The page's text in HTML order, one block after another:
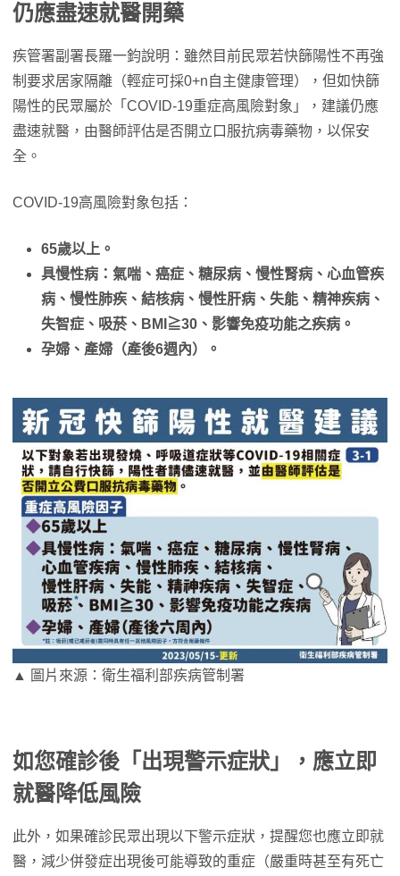
仍應盡速就醫開藥
疾管署副署長羅一鈞說明：雖然目前民眾若快篩陽性不再強
制要求居家隔離（輕症可採0+n自主健康管理），但如快篩
陽性的民眾屬於「COVID-19重症高風險對象」，建議仍應
盡速就醫，由醫師評估是否開立口服抗病毒藥物，以保安
全。
COVID-19高風險對象包括：
65歲以上。
具慢性病：氣喘、癌症、糖尿病、慢性腎病、心血管疾
病、慢性肺疾、結核病、慢性肝病、失能、精神疾病、
失智症、吸菸、BMI≧30、影響免疫功能之疾病。
孕婦、產婦（產後6週內）。
▲ 圖片來源：衛生福利部疾病管制署
如您確診後「出現警示症狀」，應立即
就醫降低風險
此外，如果確診民眾出現以下警示症狀，提醒您也應立即就
醫，減少併發症出現後可能導致的重症（嚴重時甚至有死亡